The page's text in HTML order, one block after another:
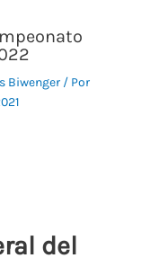
Biwenger/ Por
del